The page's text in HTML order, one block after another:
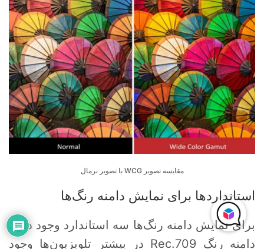
مقایسه تصویر WCG با تصویر نرمال
استانداردها برای نمایش دامنه رنگ‌ها
برای نمایش دامنه رنگ‌ها سه استاندارد وجود دارد.
دامنه رنگ Rec.709 در بیشتر تلویزیون‌ها وجود